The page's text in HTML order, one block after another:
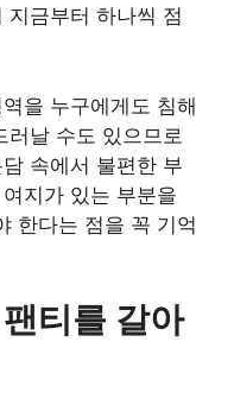
지금부터 하나씩 점
을 누구에게도 침해
러날 수도 있으므로
속에서 불편한 부
지가 있는 부분을
한다는 점을 꼭 기억
티를 갈아